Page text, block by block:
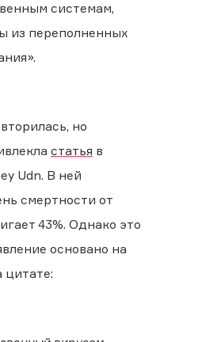
системам,
из переполненных
но
статья в
Udn. В ней
смертности от
43%. Однако это
основано на
цитате: